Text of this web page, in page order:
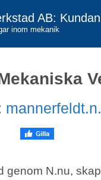
AB:
inom mekanik
genom N.nu,